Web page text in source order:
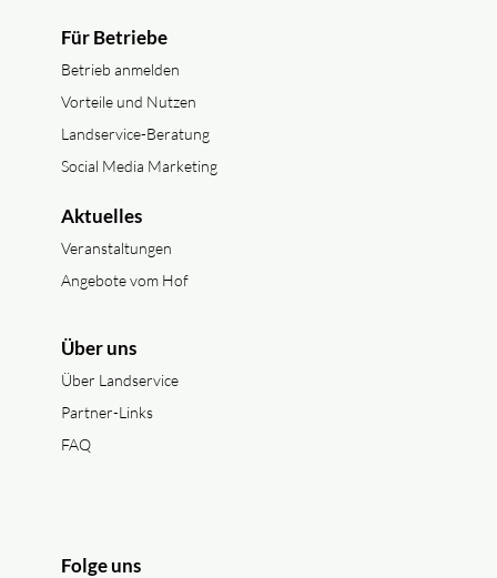
Für Betriebe
Betrieb anmelden
Vorteile und Nutzen
Landservice-Beratung
Social Media Marketing
Aktuelles
Veranstaltungen
Angebote vom Hof
Über uns
Über Landservice
Partner-Links
FAQ
Folge uns